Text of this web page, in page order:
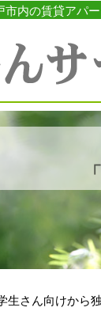
市内の賃貸アパ
生さん向けから